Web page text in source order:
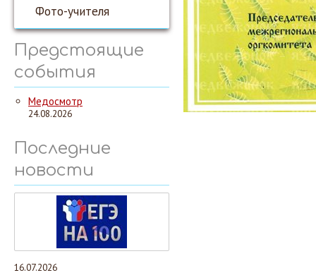
Фото-учителя
Предстоящие
события
Медосмотр
24.08.2026
Последние
новости
16.07.2026